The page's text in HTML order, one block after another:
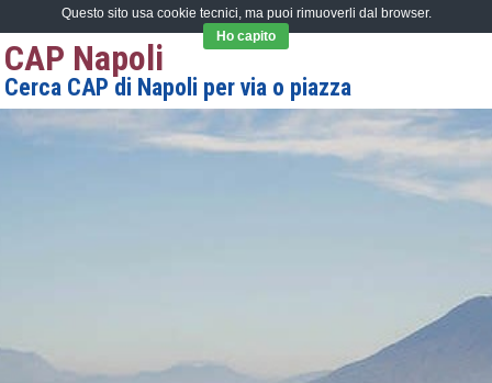
CAP Napoli
Cerca CAP di Napoli per via o piazza
Questo sito usa cookie tecnici, ma puoi rimuoverli dal browser.
Ho capito